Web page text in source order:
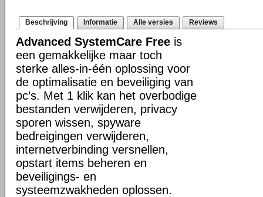
Beschrijving Informatie Alle versies Reviews
Advanced SystemCare Free is
een gemakkelijke maar toch
sterke alles-in-één oplossing voor
de optimalisatie en beveiliging van
pc’s. Met 1 klik kan het overbodige
bestanden verwijderen, privacy
sporen wissen, spyware
bedreigingen verwijderen,
internetverbinding versnellen,
opstart items beheren en
beveiligings- en
systeemzwakheden oplossen.